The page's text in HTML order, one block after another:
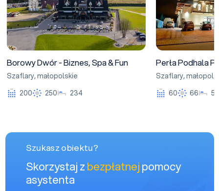
Borowy Dwór - Biznes, Spa & Fun
Szaflary,małopolskie
200
250 234
Perła Podhala
Szaflary,
60
66
Szukasz obiektu?
Skorzystaj zbezpłatnejpomocy
asystenta